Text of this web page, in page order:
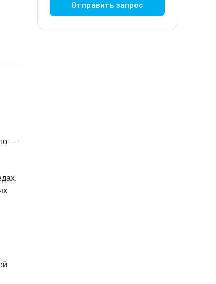
—
Отправить запрос